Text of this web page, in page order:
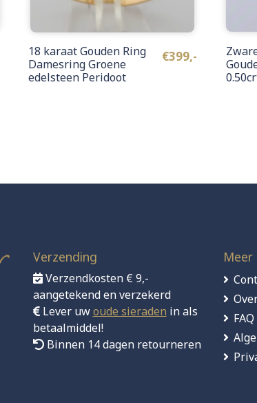
€399,-
18 karaat Gouden Ring
Damesring Groene
edelsteen Peridoot
Verzending
Verzendkosten € 9,-
aangetekend en verzekerd
Lever uwoude sieraden in als
betaalmiddel!
Binnen 14 dagen retourneren
Meer
FAQ